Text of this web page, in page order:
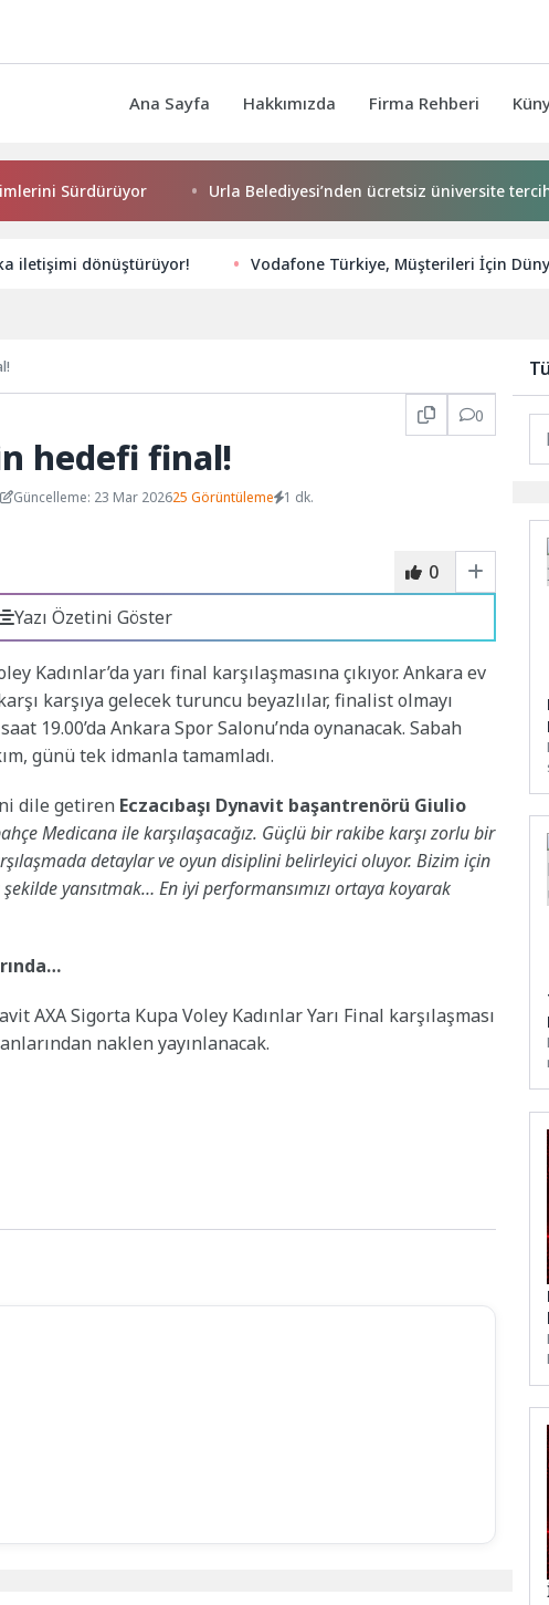
Ana Sayfa Hakkımızda Firma Rehberi
Sürdürüyor Urla Belediyesi’nden ücretsiz üniversite tercih
iletişimi dönüştürüyor! Vodafone Türkiye, Müşterileri İçin
0
hedefi final!
Güncelleme: 23 Mar 202625 Görüntüleme 1 dk.
0
Yazı Özetini Göster
Kadınlar’da yarı final karşılaşmasına çıkıyor. Ankara ev
karşıya gelecek turuncu beyazlılar, finalist olmayı
19.00’da Ankara Spor Salonu’nda oynanacak. Sabah
günü tek idmanla tamamladı.
dile getiren Eczacıbaşı Dynavit başantrenörü Giulio
Medicana ile karşılaşacağız. Güçlü bir rakibe karşı zorlu bir
detaylar ve oyun disiplini belirleyici oluyor. Bizim için
yansıtmak… En iyi performansımızı ortaya koyarak
AXA Sigorta Kupa Voley Kadınlar Yarı Final karşılaşması
naklen yayınlanacak.